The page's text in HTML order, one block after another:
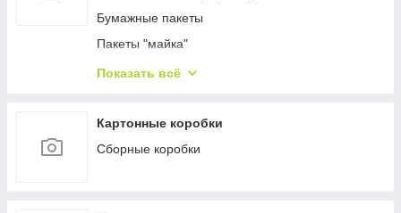
Бумажные пакеты
Пакеты "майка"
Фасовочные пакеты
Пакеты без клеевого клапана
Пакеты с вырубной ручкой
Показать всё
Картонные коробки
Сборные коробки